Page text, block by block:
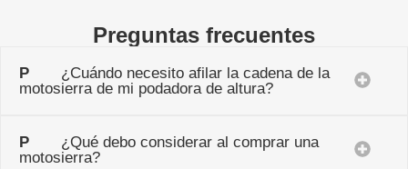
Preguntas frecuentes
P ¿Cuándo necesito afilar la cadena de la
motosierra de mi podadora de altura?
P ¿Qué debo considerar al comprar una
motosierra?